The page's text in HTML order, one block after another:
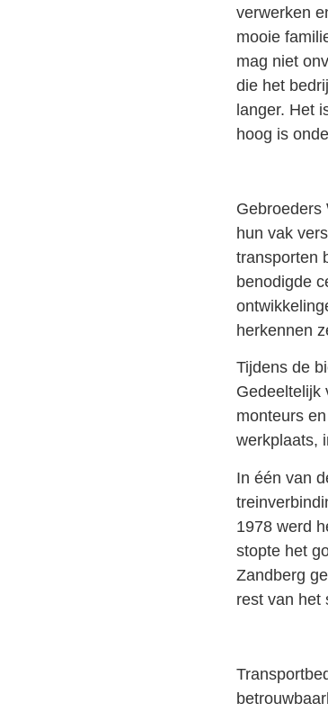
verwerken
mooie
mag niet
die het
langer. Het
hoog is
Gebroeders
hun vak
transporten
benodigde
herkennen
Tijdens de
Gedeeltelijk
monteurs
werkplaats,
In één van
1978 werd
stopte het
Zandberg
rest van het